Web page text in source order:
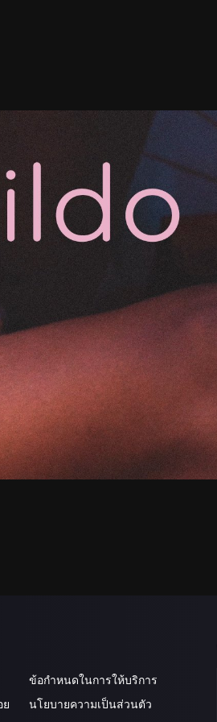
ย
ข้อกำหนดในการให้บริการ
นโยบายความเป็นส่วนตัว